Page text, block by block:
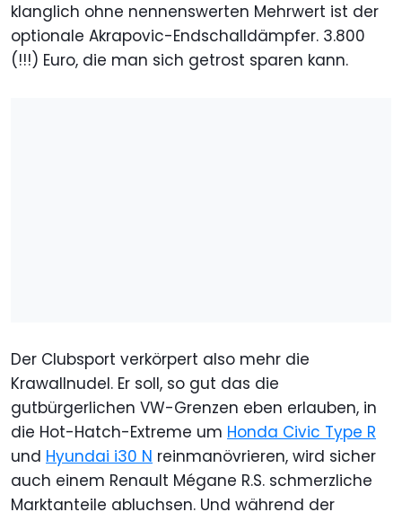
klanglich ohne nennenswerten Mehrwert ist der
optionale Akrapovic-Endschalldämpfer. 3.800
(!!!) Euro, die man sich getrost sparen kann.
Der Clubsport verkörpert also mehr die
Krawallnudel. Er soll, so gut das die
gutbürgerlichen VW-Grenzen eben erlauben, in
die Hot-Hatch-Extreme um Honda Civic Type R
und Hyundai i30 N reinmanövrieren, wird sicher
auch einem Renault Mégane R.S. schmerzliche
Marktanteile abluchsen. Und während der